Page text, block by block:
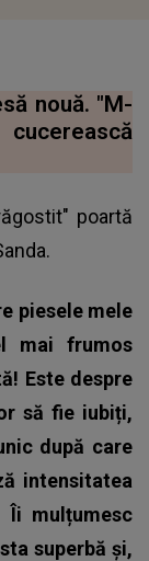
nouă. "M-
poartă
piesele mele
mai frumos
Este despre
să fie iubiți,
după care
intensitatea
Îi mulțumesc
superbă și,